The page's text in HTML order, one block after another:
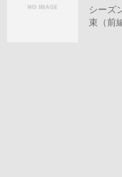
シーズ
束（前